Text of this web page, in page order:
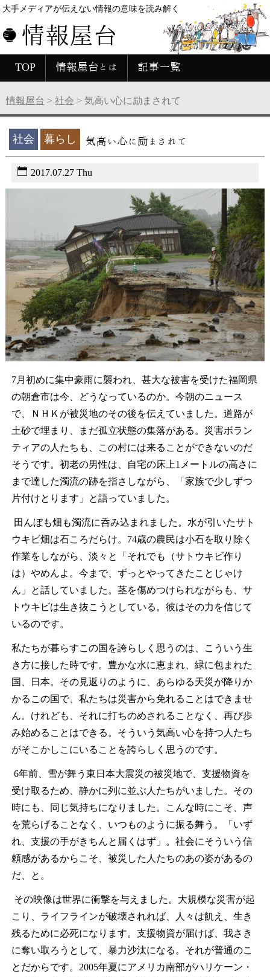
大手メディアが伝えない情報の意味を読み解く
情報屋台
TOP 情報屋台とは 記事一覧
情報屋台 > 社会 > 気高い心に励まされて
社会 暮らし 気高い心に励まされて
2017.07.27 Thu
7月初めに集中豪雨に襲われ、甚大な被害を受けた福岡県
の朝倉市は今、どうなっているのか。今朝のニュース
で、ＮＨＫが被災地のその後を伝えていました。道路が
土砂で埋まり、まだ孤立状態の集落がある。災害ボラン
ティアの人たちも、この村には来ることができないのだ
そうです。初老の男性は、自宅の床上1メートルの高さに
まで達した濁流の跡を指さしながら、「家族で少しずつ
片付けとります」と語っていました。
田んぼも畑も濁流に呑み込まれました。水が引いたサト
ウキビ畑は石ころだらけ。 74歳の農民は小石を取り除く
作業をしながら、淡々と「それでも（サトウキビ作り
は）やめんよ。今まで、ずっとやってきたことじゃけ
ん」と話していました。茎を傷めつけられながらも、サ
トウキビは生き抜こうとしている。彼はその力を信じて
いるのです。
私たちが暮らすこの国を誇らしく思うのは、こういう生
き方に接した時です。豊かな水に恵まれ、緑に包まれた
国、日本。その見返りのように、あらゆる天災が降りか
かるこの国で、私たちは災害から免れることはできませ
ん。けれども、それに打ちのめされることなく、再び歩
み始めることはできる。そういう気高い心を持つ人たち
がそこかしこにいることを誇らしく思うのです。
6年前、雪が舞う東日本大震災の被災地で、支援物資を
受け取るため、静かに列に並ぶ人たちがいました。その
時にも、同じ気持ちになりました。こんな時にこそ、声
を荒らげることなく、いつものように振る舞う。「いず
れ、支援の手がきちんと届くはず」。社会にそういう信
頼感があるからこそ、被災した人たちのあの姿があるの
だ、と。
その映像は世界に衝撃を与えました。大規模な災害が起
こり、ライフラインが破壊されれば、人々は飢え、生き
残るために必死になります。支援物資が届けば、我さき
に奪い取ろうとして、暴力沙汰になる。それが普通のこ
とだからです。 2005年夏にアメリカ南部がハリケーン・